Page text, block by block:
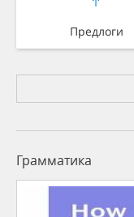
Предлоги
Грамматика